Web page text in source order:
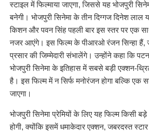
स्टाइल में फिल्माया जाएगा, जिससे यह भोजपुरी
बनेगी। भोजपुरी सिनेमा के तीन दिग्गज दिनेश लाल
किशन और पवन सिंह पहली बार इस स्तर पर एक
नजर आएंगे। इस फिल्म के पीआरओ रंजन सिन्हा हैं,
प्रसार की जिम्मेदारी संभालेंगे। उन्होंने कहा कि
भोजपुरी सिनेमा के इतिहास में सबसे बड़ी एक्शन-
है। इस फिल्म में न सिर्फ मनोरंजन होगा बल्कि एक
जाएगा।
भोजपुरी सिनेमा प्रेमियों के लिए यह फिल्म किसी
होगी, क्योंकि इसमें धमाकेदार एक्शन, जबरदस्त